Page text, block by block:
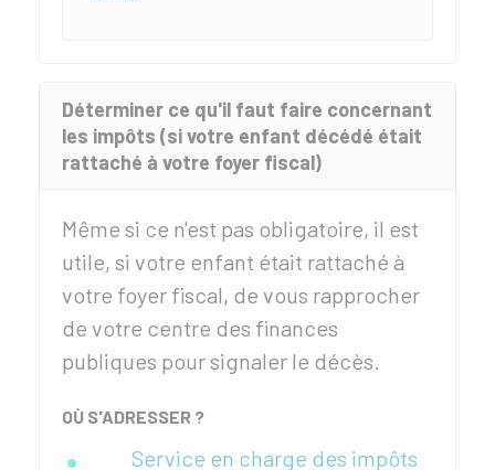
Déterminer ce qu'il faut faire concernant
les impôts (si votre enfant décédé était
rattaché à votre foyer fiscal)
Même si ce n'est pas obligatoire, il est
utile, si votre enfant était rattaché à
votre foyer fiscal, de vous rapprocher
de votre centre des finances
publiques pour signaler le décès.
OÙ S'ADRESSER ?
Service en charge des impôts